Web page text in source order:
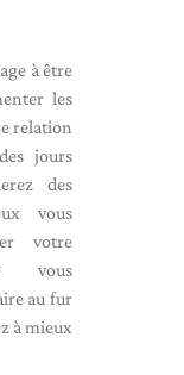
à être
les
relation
jours
des
vous
votre
vous
au fur
à mieux